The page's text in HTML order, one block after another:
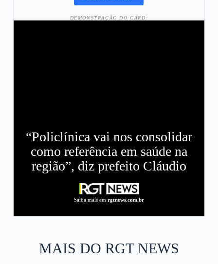
DEMONSTRAÇÃO DO CARD:
“Policlínica vai nos consolidar
como referência em saúde na
região”, diz prefeito Cláudio
Saiba mais em rgtnews.com.br
MAIS DO RGT NEWS